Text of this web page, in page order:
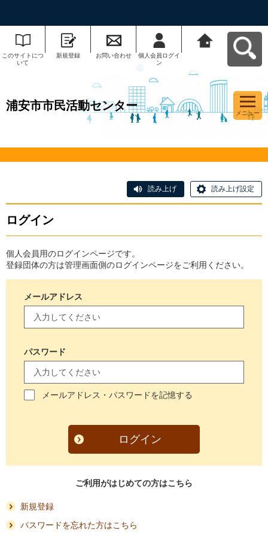
このサイトにつ
いて
新規登録 お問い合わせ
個人会員ログイ
ン
浦安市市民活動センター
メニュー
読み上げ 読み上げ設定
ログイン
個人会員用のログインページです。
登録団体の方は管理画面側のログインページをご利用ください。
メールアドレス
パスワード
メールアドレス・パスワードを記憶する
ログイン
ご利用がはじめての方はこちら
新規登録
パスワードを忘れた方はこちら